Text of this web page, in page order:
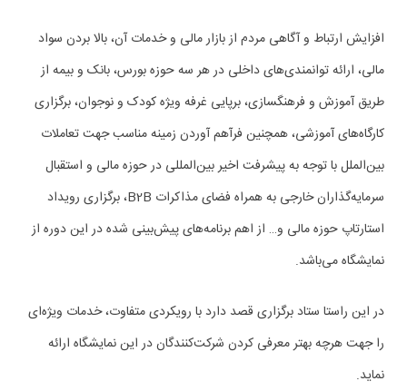
افزایش ارتباط و آگاهی مردم از بازار مالی و خدمات آن، بالا بردن سواد
مالی، ارائه توانمندی‌های داخلی در هر سه حوزه بورس، بانک و بیمه از
طریق آموزش و فرهنگسازی، برپایی غرفه ویژه کودک و نوجوان، برگزاری
کارگاه‌های آموزشی، همچنین فرآهم آوردن زمینه مناسب جهت تعاملات
بین‌الملل با توجه به پیشرفت اخیر بین‌المللی در حوزه مالی و استقبال
سرمایه‌گذاران خارجی به همراه فضای مذاکرات B2B، برگزاری رویداد
استارتاپ حوزه مالی و… از اهم برنامه‌های پیش‌بینی شده در این دوره از
نمایشگاه می‌باشد.
در این راستا ستاد برگزاری قصد دارد با رویکردی متفاوت، خدمات ویژه‌ای
را جهت هرچه بهتر معرفی کردن شرکت‌کنندگان در این نمایشگاه ارائه
نماید.